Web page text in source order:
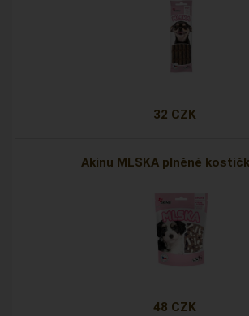
32 CZK
Akinu MLSKA plněné
48 CZK